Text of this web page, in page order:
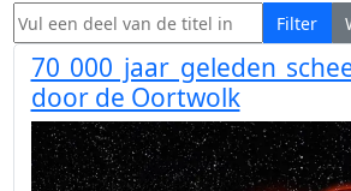
Vul een deel van de titel in Filter
70 000 jaar geleden
door de Oortwolk